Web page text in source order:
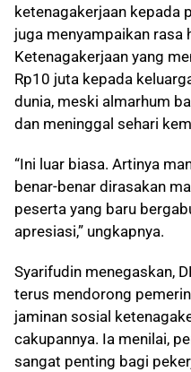
ketenagakerjaan kepada
juga menyampaikan rasa
Ketenagakerjaan yang
Rp10 juta kepada
dunia, meski almarhum
dan meninggal sehari
“Ini luar biasa. Artinya
benar-benar dirasakan
peserta yang baru
apresiasi,” ungkapnya.
Syarifudin menegaskan,
terus mendorong
jaminan sosial
cakupannya. Ia menilai,
sangat penting bagi